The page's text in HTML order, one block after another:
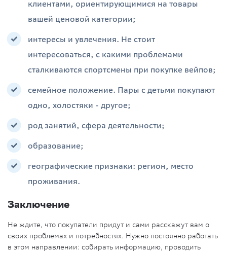
клиентами, ориентирующимися на товары
вашей ценовой категории;
интересы и увлечения. Не стоит
интересоваться, с какими проблемами
сталкиваются спортсмены при покупке вейпов;
семейное положение. Пары с детьми покупают
одно, холостяки - другое;
род занятий, сфера деятельности;
образование;
географические признаки: регион, место
проживания.
Заключение
Не ждите, что покупатели придут и сами расскажут вам о
своих проблемах и потребностях. Нужно постоянно работать
в этом направлении: собирать информацию, проводить